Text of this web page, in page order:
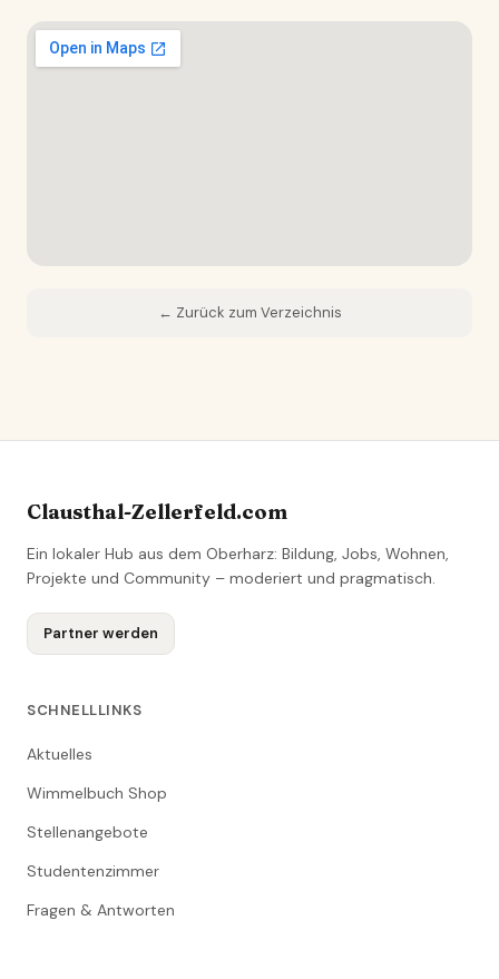
← Zurück zum Verzeichnis
Clausthal-Zellerfeld.com
Ein lokaler Hub aus dem Oberharz: Bildung, Jobs, Wohnen,
Projekte und Community – moderiert und pragmatisch.
Partner werden
SCHNELLLINKS
Aktuelles
Wimmelbuch Shop
Stellenangebote
Studentenzimmer
Fragen & Antworten